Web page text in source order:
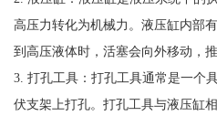
高压力转化为机械力。液压缸内部
到高压液体时，活塞会向外移动，
3. 打孔工具：打孔工具通常是一个
伏支架上打孔。打孔工具与液压缸